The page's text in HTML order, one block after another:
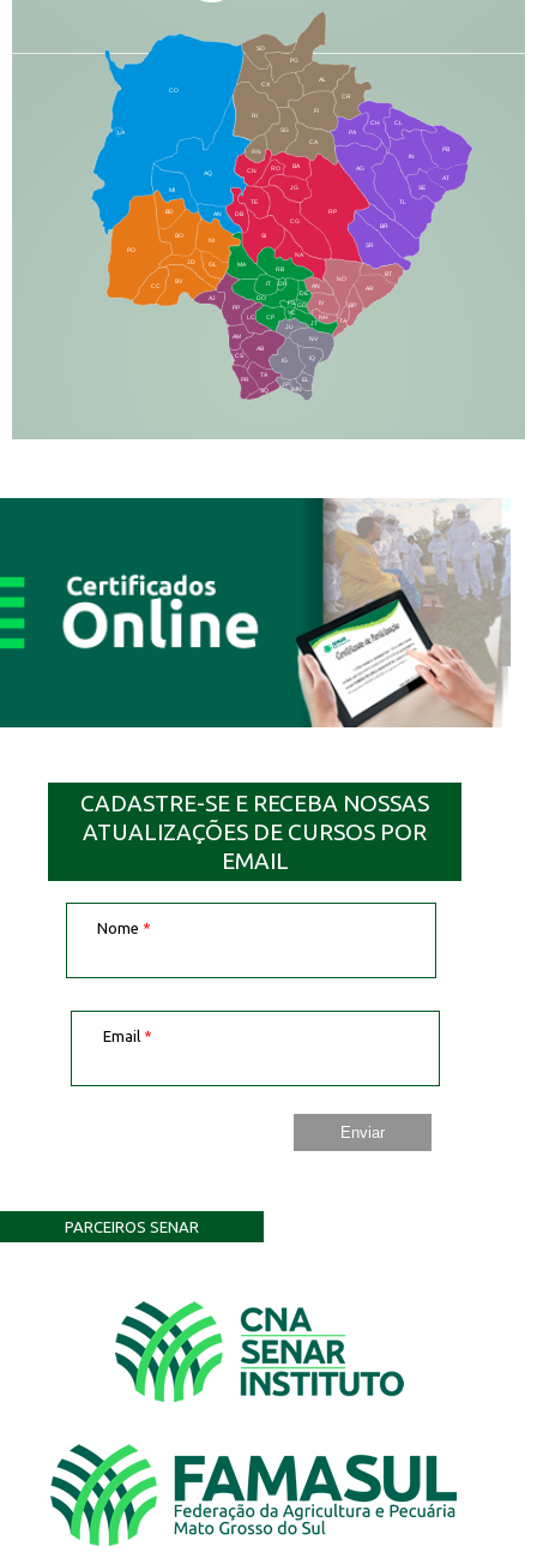
CO
AQ
MI
AN
CX
RI
AL
CR
FI
SG
BA
CA
PA
CH CL
PB
SE
TL
AG
BR
SR
BT
AR
RP
RO
JG
CG
SI
NA
TA
NH
JT
RB
MA
IT
DR
DO
CP
JU
NV
IQ
EL
BD
BO
NI
JD
PO
BV
CC
PP
AJ
LC
AM
AB
JP
DB
TE
CS
PR
TA
SQ
IG
MN
IN
NO
BP
RN
CN
GL
AN
IV
FS
VC
GD
DE
AT
PG
SO
LA
CADASTRE-SE E RECEBA NOSSAS
ATUALIZAÇÕES DE CURSOS POR
EMAIL
Nome *
Email *
PARCEIROS SENAR